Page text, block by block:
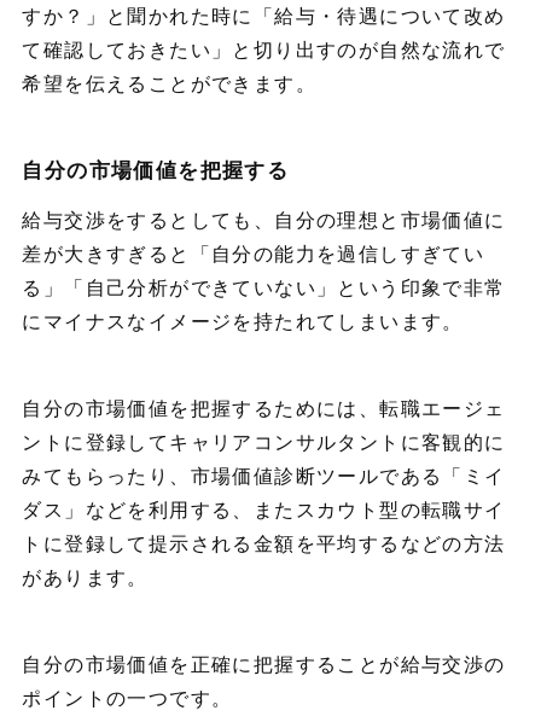
すか？」と聞かれた時に「給与・待遇について改め
て確認しておきたい」と切り出すのが自然な流れで
希望を伝えることができます。
自分の市場価値を把握する
給与交渉をするとしても、自分の理想と市場価値に
差が大きすぎると「自分の能力を過信しすぎてい
る」「自己分析ができていない」という印象で非常
にマイナスなイメージを持たれてしまいます。
自分の市場価値を把握するためには、転職エージェ
ントに登録してキャリアコンサルタントに客観的に
みてもらったり、市場価値診断ツールである「ミイ
ダス」などを利用する、またスカウト型の転職サイ
トに登録して提示される金額を平均するなどの方法
があります。
自分の市場価値を正確に把握することが給与交渉の
ポイントの一つです。